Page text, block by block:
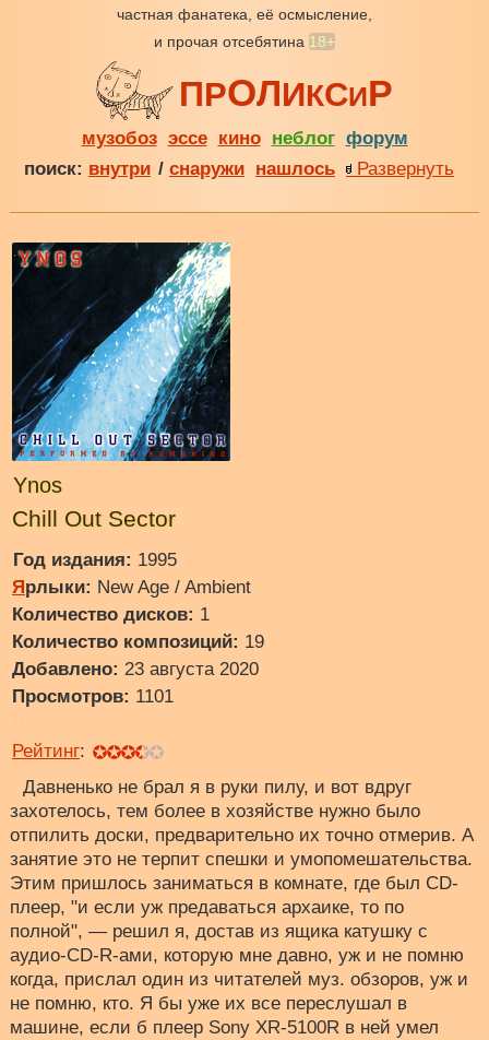
частная фанатека, её осмысление,
и прочая отсебятина 18+
ПРОЛИКСИР
музобоз эссе кино неблог форум
поиск: внутри / снаружи нашлось Развернуть
Ynos
Chill Out Sector
Год издания: 1995
Ярлыки: New Age / Ambient
Количество дисков: 1
Количество композиций: 19
Добавлено: 23 августа 2020
Просмотров: 1101
Рейтинг:
Давненько не брал я в руки пилу, и вот вдруг
захотелось, тем более в хозяйстве нужно было
отпилить доски, предварительно их точно отмерив. А
занятие это не терпит спешки и умопомешательства.
Этим пришлось заниматься в комнате, где был CD-
плеер, "и если уж предаваться архаике, то по
полной", — решил я, достав из ящика катушку с
аудио-CD-R-ами, которую мне давно, уж и не помню
когда, прислал один из читателей муз. обзоров, уж и
не помню, кто. Я бы уже их все переслушал в
машине, если б плеер Sony XR-5100R в ней умел